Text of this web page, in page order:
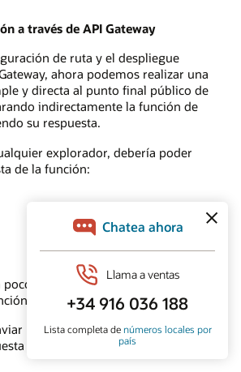
a través de API Gateway
de ruta y el despliegue
ahora podemos realizar una
y directa al punto final público de
indirectamente la función de
su respuesta.
explorador, debería poder
de la función:
decepcionante, pero eso se
tan simplista.
una carga útil de JSON a la función
un poco más interesante.